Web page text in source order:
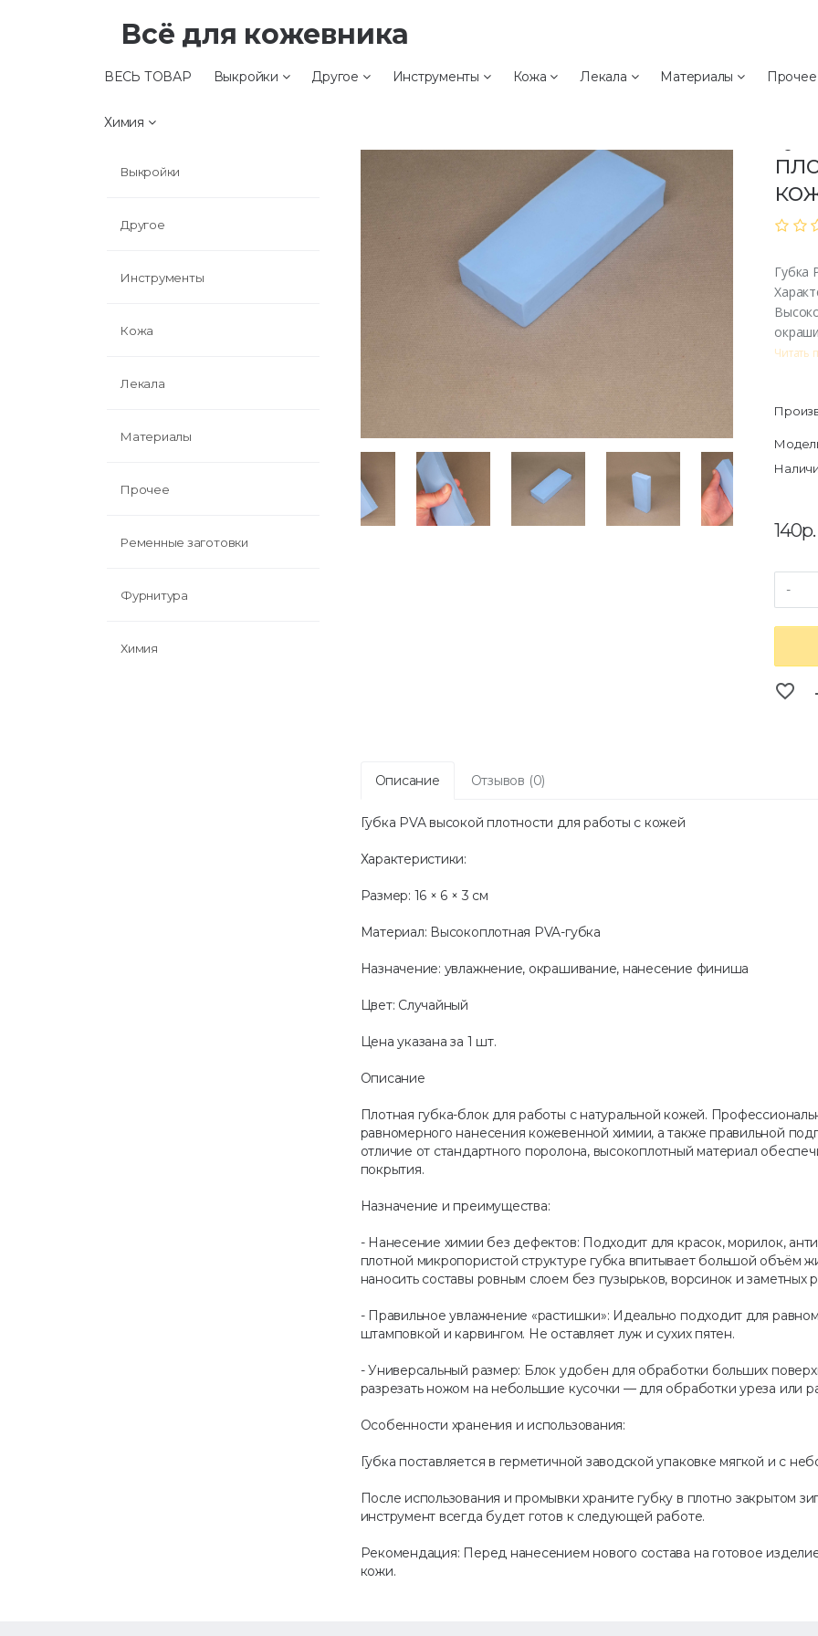
Всё для кожевника
ВЕСЬ ТОВАР Выкройки Другое Инструменты Кожа Лекала Материалы Прочее
Химия
ВЕСЬ ТОВАР
Выкройки
Другое
Инструменты
Кожа
Лекала
Материалы
Прочее
Ременные заготовки
Фурнитура
Химия
Губка
Читать
140р.
-
favorite_border
Описание Отзывов (0)
Губка PVA высокой плотности для работы с кожей
Характеристики:
Размер: 16 × 6 × 3 см
Материал: Высокоплотная PVA-губка
Назначение: увлажнение, окрашивание, нанесение финиша
Цвет: Случайный
Цена указана за 1 шт.
Описание
Плотная губка-блок для работы с натуральной кожей.
равномерного нанесения кожевенной химии, а также правильной
отличие от стандартного поролона, высокоплотный материал
покрытия.
Назначение и преимущества:
- Нанесение химии без дефектов: Подходит для красок, морилок,
плотной микропористой структуре губка впитывает большой объём
наносить составы ровным слоем без пузырьков, ворсинок и заметных
- Правильное увлажнение «растишки»: Идеально подходит для
штамповкой и карвингом. Не оставляет луж и сухих пятен.
- Универсальный размер: Блок удобен для обработки больших
разрезать ножом на небольшие кусочки — для обработки уреза или
Особенности хранения и использования:
Губка поставляется в герметичной заводской упаковке мягкой и с
После использования и промывки храните губку в плотно закрытом
инструмент всегда будет готов к следующей работе.
Рекомендация: Перед нанесением нового состава на готовое
кожи.